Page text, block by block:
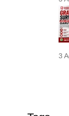
3